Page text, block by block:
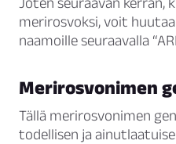
merirosvoksi, voit
naamoille seuraavalla
Merirosvonimen
Tällä merirosvonimen
todellisen ja